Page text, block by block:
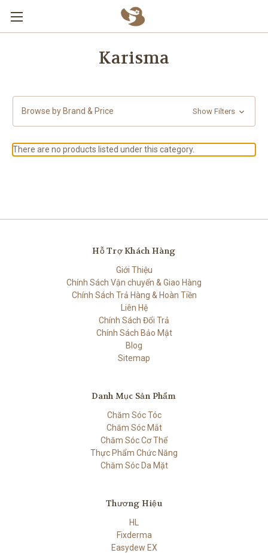
Skip to main content
Karisma
Browse by Brand & Price Show Filters
There are no products listed under this category.
Hỗ Trợ Khách Hàng
Giới Thiệu
Chính Sách Vận chuyển & Giao Hàng
Chính Sách Trả Hàng & Hoàn Tiền
Liên Hệ
Chính Sách Đổi Trả
Chính Sách Bảo Mật
Blog
Sitemap
Danh Mục Sản Phẩm
Chăm Sóc Tóc
Chăm Sóc Mắt
Chăm Sóc Cơ Thể
Thực Phẩm Chức Năng
Chăm Sóc Da Mặt
Thương Hiệu
HL
Fixderma
Easydew EX